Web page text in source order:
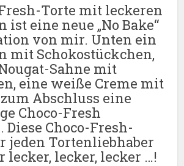
Torte mit leckeren
ist eine neue „No Bake“
von mir. Unten ein
mit Schokostückchen,
Sahne mit
eine weiße Creme mit
Abschluss eine
Choco-Fresh
Diese Choco-Fresh-
jeden Tortenliebhaber
lecker, lecker, lecker …!